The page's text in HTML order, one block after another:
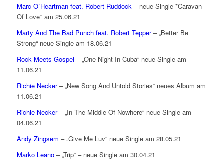
Marc O`Heartman feat. Robert Ruddock – neue Single *Caravan
Of Love* am 25.06.21
Marty And The Bad Punch feat. Robert Tepper– „Better Be
Strong“ neue Single am 18.06.21
Rock Meets Gospel – „One Night In Cuba“ neue Single am
11.06.21
Richie Necker– „New Song And Untold Stories“ neues Album am
11.06.21
Richie Necker– „In The Middle Of Nowhere“ neue Single am
04.06.21
Andy Zingsem – „Give Me Luv“ neue Single am 28.05.21
Marko Leano– „Trip“ – neue Single am 30.04.21